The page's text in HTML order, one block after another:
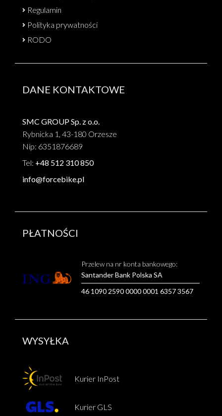
Regulamin
Polityka prywatności
RODO
DANE KONTAKTOWE
SMC GROUP Sp. z o.o.
Rybnicka 1, 43-180 Orzesze
Nip: 6351876689
Tel: +48 512 310 850
info@forcebike.pl
PŁATNOŚCI
Przelew na nr konta bankowego:
Santander Bank Polska SA
46 1090 2590 0000 0001 6357 3567
WYSYŁKA
Kurier InPost
Kurier GLS